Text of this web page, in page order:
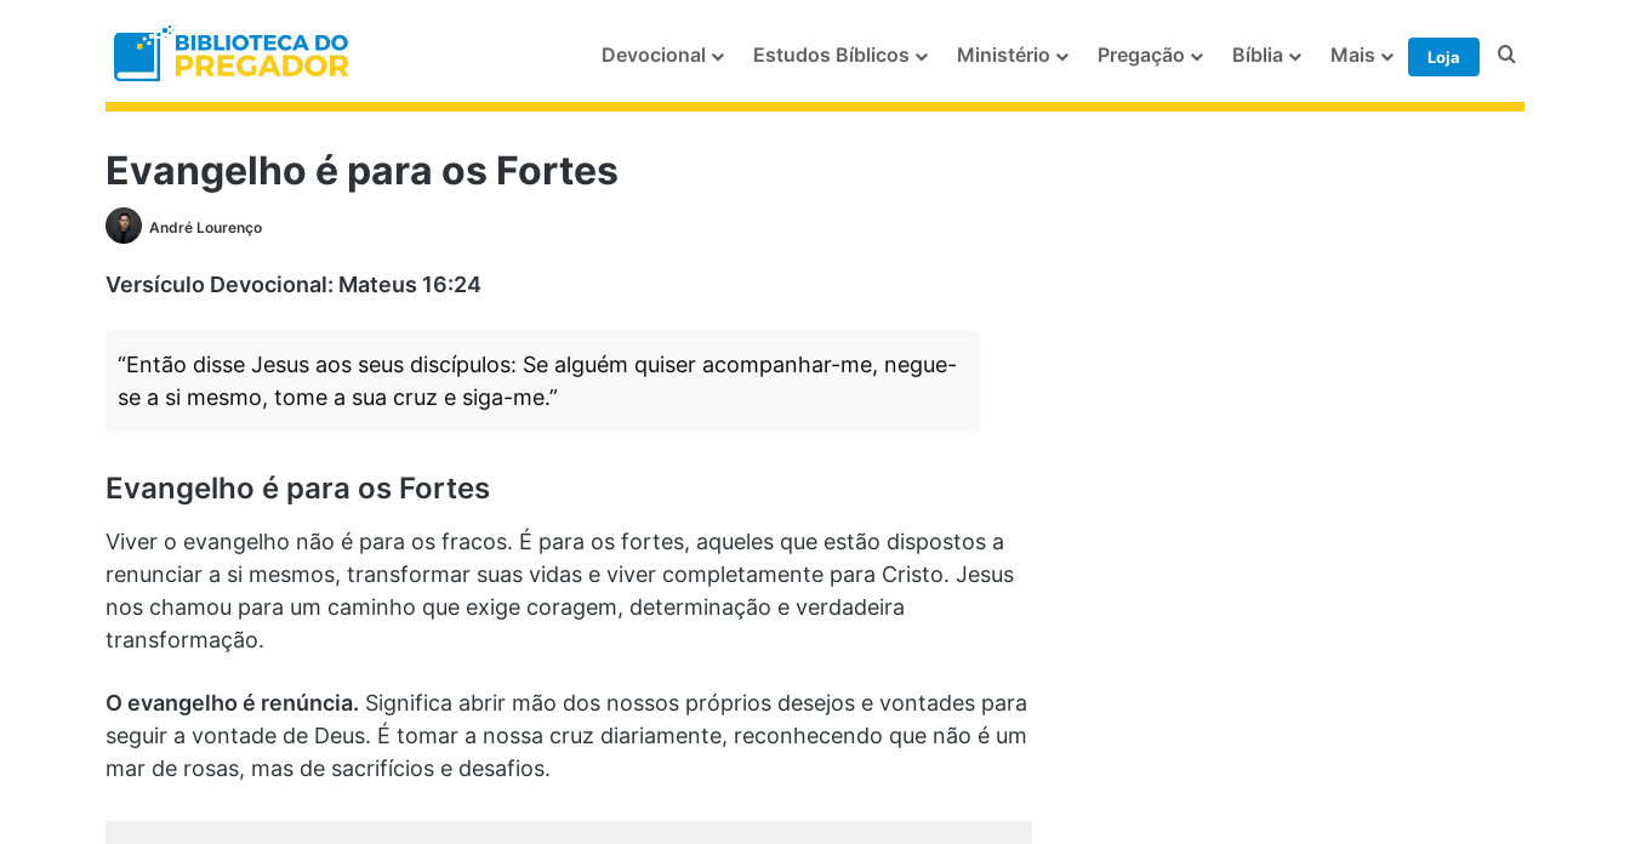
Devocional Estudos Bíblicos Ministério Pregação Bíblia Mais Loja Procurar por
Evangelho é para os Fortes
André Lourenço
Versículo Devocional: Mateus 16:24
“Então disse Jesus aos seus discípulos: Se alguém quiser acompanhar-me, negue-
se a si mesmo, tome a sua cruz e siga-me.”
Evangelho é para os Fortes
Viver o evangelho não é para os fracos. É para os fortes, aqueles que estão dispostos a
renunciar a si mesmos, transformar suas vidas e viver completamente para Cristo. Jesus
nos chamou para um caminho que exige coragem, determinação e verdadeira
transformação.
O evangelho é renúncia. Significa abrir mão dos nossos próprios desejos e vontades para
seguir a vontade de Deus. É tomar a nossa cruz diariamente, reconhecendo que não é um
mar de rosas, mas de sacrifícios e desafios.